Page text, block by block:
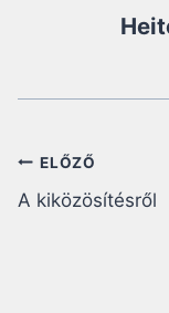
Bejegyzés
navigáció
ELŐZŐ
A kiközösítésről